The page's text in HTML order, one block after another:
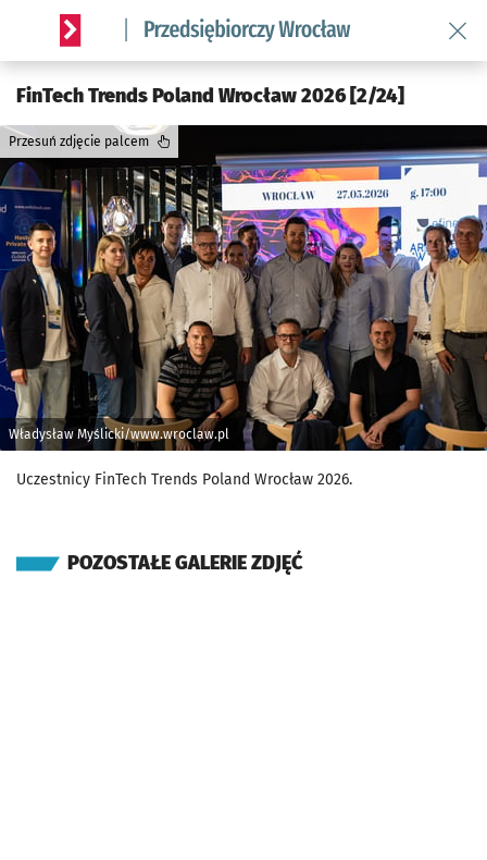
Serwis informacyjny wroclaw.pl podserwis: Strategia
FinTech Trends Poland Wrocław 2026 [2/24]
Władysław Myślicki/www.wroclaw.pl
Przesuń zdjęcie palcem
Uczestnicy FinTech Trends Poland Wrocław 2026.
POZOSTAŁE GALERIE ZDJĘĆ